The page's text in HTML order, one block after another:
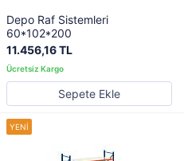
Depo Raf Sistemleri
60*102*200
11.456,16 TL
Sepete Ekle